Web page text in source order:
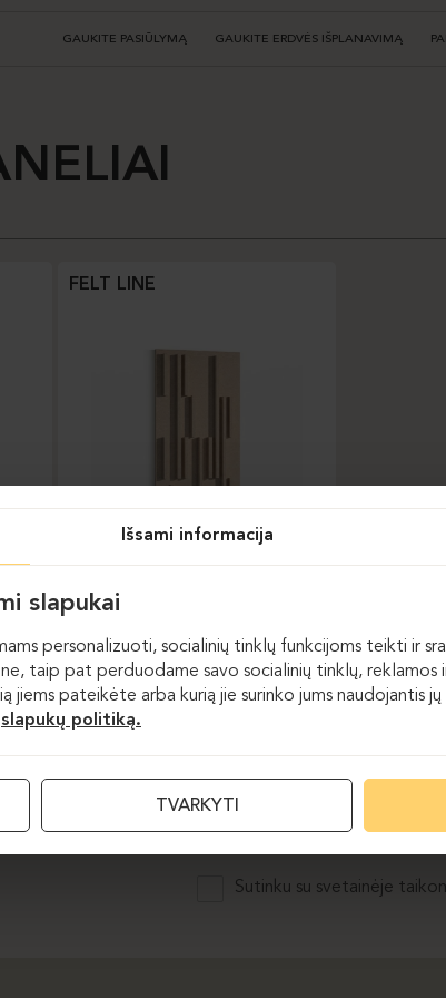
GAUKITE PASIŪLYMĄ GAUKITE ERDVĖS IŠPLANAVIMĄ
FELT LINE
Akustiniai sprendimai
Sutinku su svetainėje
Išsami informacija
slapukai
personalizuoti, socialinių tinklų funkcijoms teikti ir
taip pat perduodame savo socialinių tinklų, reklamos
jiems pateikėte arba kurią jie surinko jums naudojantis
slapukų politiką.
TVARKYTI